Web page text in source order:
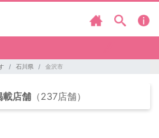
石川県 金沢市
載店舗 （237店舗）